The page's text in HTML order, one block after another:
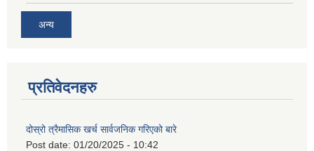
अन्य
प्रतिवेदनहरु
दोस्रो त्रैमासिक खर्च सार्वजनिक गरिएको बारे
Post date: 01/20/2025 - 10:42